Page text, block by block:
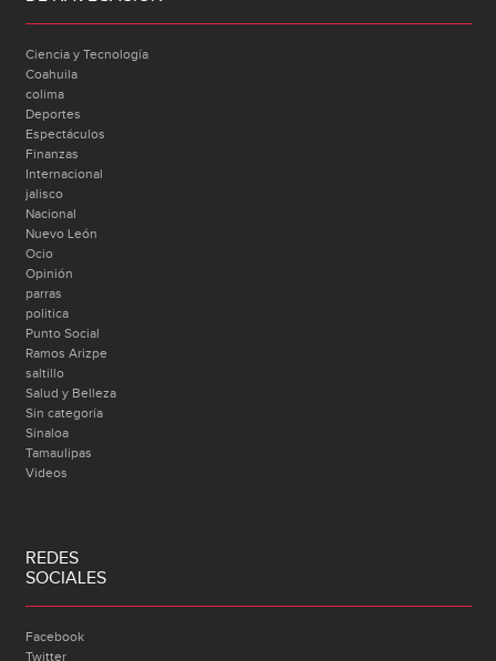
Ciencia y Tecnología
Coahuila
colima
Deportes
Espectáculos
Finanzas
Internacional
jalisco
Nacional
Nuevo León
Ocio
Opinión
parras
politica
Punto Social
Ramos Arizpe
saltillo
Salud y Belleza
Sin categoría
Sinaloa
Tamaulipas
Videos
REDES
SOCIALES
Facebook
Twitter